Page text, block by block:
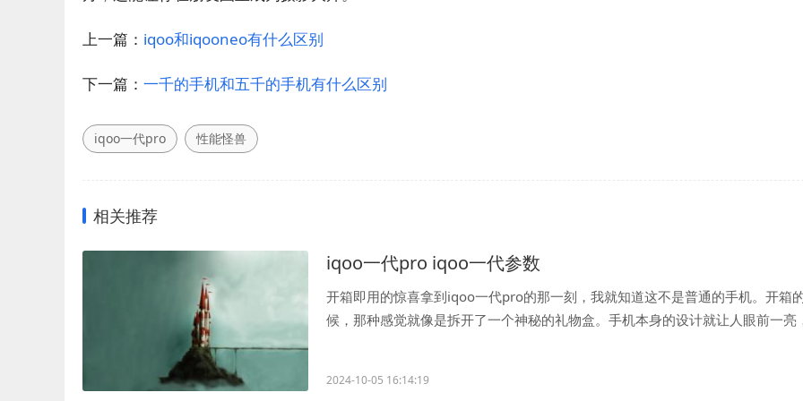
上一篇： iqoo和iqooneo有什么区别
下一篇： 一千的手机和五千的手机有什么区别
iqoo一代pro 性能怪兽
相关推荐
iqoo一代pro iqoo一代参数
开箱即用的惊喜拿到iqoo一代pro的那一刻，我就知道这不是普通的手机。开箱
候，那种感觉就像是拆开了一个神秘的礼物盒。手机本身的设计就让人眼前一亮
2024-10-05 16:14:19